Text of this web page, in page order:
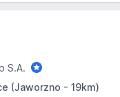
S.A.
(Jaworzno - 19km)